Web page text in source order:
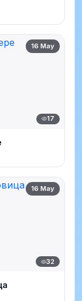
16 May
17
16 May
32